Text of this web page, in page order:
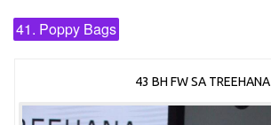
41. Poppy Bags
43 BH FW SA TREEHANA